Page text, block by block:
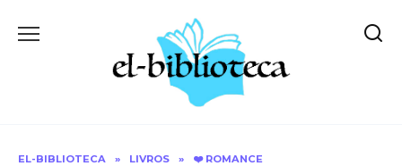
EL-BIBLIOTECA » LIVROS » ❤️ ROMANCE